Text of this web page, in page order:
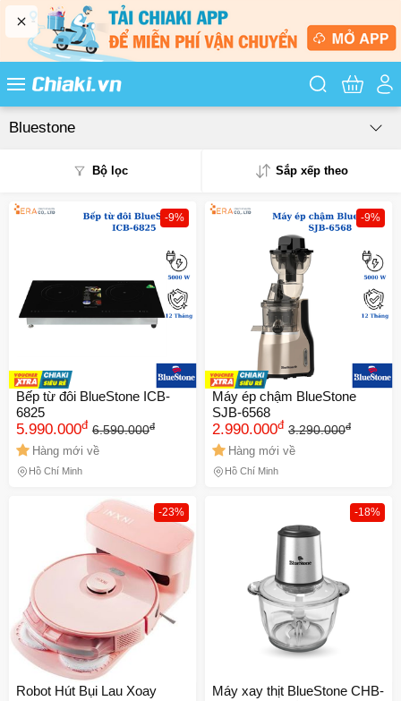
Tìm kiếm
Bluestone
Bộ lọc Sắp xếp theo
Giá từ thấp - cao
Giá từ cao - thấp
-9%
Bếp từ đôi BlueStone ICB-
6825
5.990.000đ 6.590.000đ
Hàng mới về
Hồ Chí Minh
-9%
Máy ép chậm BlueStone
SJB-6568
2.990.000đ 3.290.000đ
Hàng mới về
Hồ Chí Minh
-23%
Robot Hút Bụi Lau Xoay
-18%
Máy xay thịt BlueStone CHB-